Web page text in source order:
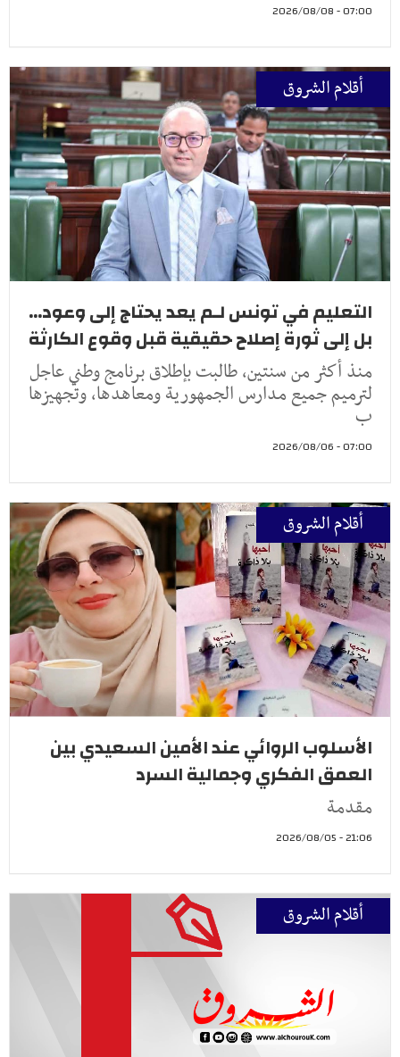
07:00 - 2026/08/08
أقلام الشروق
التعليم في تونس لـم يعد يحتاج إلى وعود...
بل إلى ثورة إصلاح حقيقية قبل وقوع الكارثة
منذ أكثر من سنتين، طالبت بإطلاق برنامج وطني عاجل
لترميم جميع مدارس الجمهورية ومعاهدها، وتجهيزها
ب
07:00 - 2026/08/06
أقلام الشروق
الأسلوب الروائي عند الأمين السعيدي بين
العمق الفكري وجمالية السرد
مقدمة
21:06 - 2026/08/05
أقلام الشروق